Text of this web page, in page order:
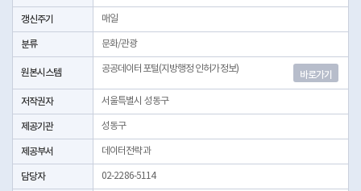
경도 좌표는 제공하고 있지 않음
* 본 데이터는 3일전 자료를 제공합니다.
갱신주기 매일
분류 문화/관광
원본시스템 공공데이터포털(지방행정 인허가정보)
바로가기
저작권자 서울특별시 성동구
제공기관 성동구
제공부서 데이터전략과
담당자 02-2286-5114